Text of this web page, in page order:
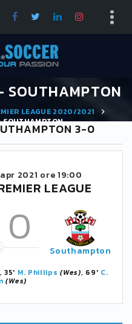
SOUTHAMPTON
LEAGUE 2020/2021
SOUTHAMPTON
3-0
2021 ore 19:00
LEAGUE
0 Southampton
, 35' M. Phillips (Wes), 69' C.
(Wes)